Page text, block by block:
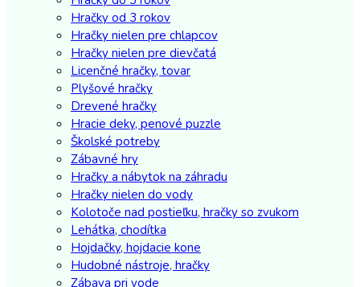
Hračky od 3 rokov
Hračky nielen pre chlapcov
Hračky nielen pre dievčatá
Licenčné hračky, tovar
Plyšové hračky
Drevené hračky
Hracie deky, penové puzzle
Školské potreby
Zábavné hry
Hračky a nábytok na záhradu
Hračky nielen do vody
Kolotoče nad postieľku, hračky so zvukom
Lehátka, chodítka
Hojdačky, hojdacie kone
Hudobné nástroje, hračky
Zábava pri vode